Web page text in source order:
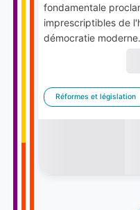
fondamentale
imprescriptibles de
démocratie moderne.
Réformes et législation